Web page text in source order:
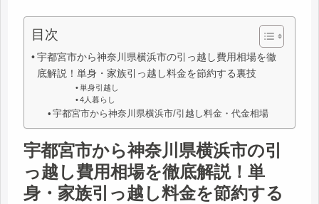
目次
宇都宮市から神奈川県横浜市の引っ越し費用相場を徹
底解説！単身・家族引っ越し料金を節約する裏技
単身引越し
4人暮らし
宇都宮市から神奈川県横浜市/引越し料金・代金相場
宇都宮市から神奈川県横浜市の引
っ越し費用相場を徹底解説！単
身・家族引っ越し料金を節約する